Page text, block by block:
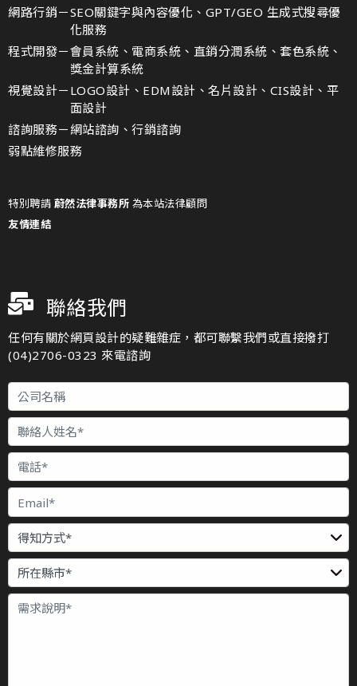
網路行銷－SEO關鍵字與內容優化、GPT/GEO 生成式搜尋優
化服務
程式開發－會員系統、電商系統、直銷分潤系統、套色系統、
獎金計算系統
視覺設計－ LOGO設計、EDM設計、名片設計、CIS設計、平
面設計
諮詢服務－網站諮詢、行銷諮詢
弱點維修服務
特別聘請 蔚然法律事務所 為本站法律顧問
友情連結
聯絡我們
任何有關於網頁設計的疑難雜症，都可聯繫我們或直接撥打
(04)2706-0323 來電諮詢